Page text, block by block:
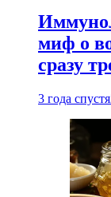
миф о
сразу
3 года спустя